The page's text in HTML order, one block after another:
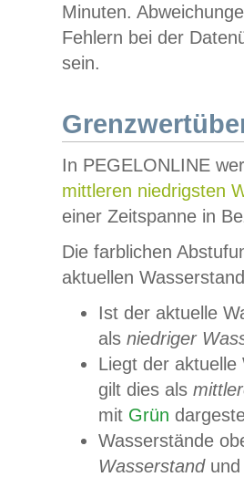
Minuten.
Fehlern bei der
sein.
In PEGELONLINE
mittleren niedrigsten
einer Zeitspanne in
Die farblichen
aktuellen
Ist der aktuelle
als niedriger
Liegt der
gilt dies als
mit Grün
Wasserstände
Wasserstandund